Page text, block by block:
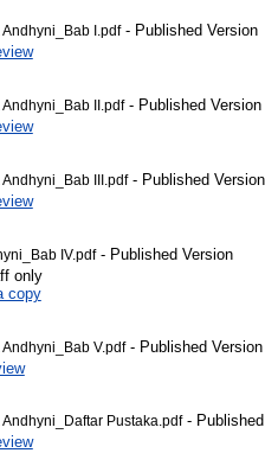
I.pdf- Published Version
II.pdf- Published Version
III.pdf- Published Version
IV.pdf- Published Version
only
copy
V.pdf- Published Version
Pustaka.pdf- Published